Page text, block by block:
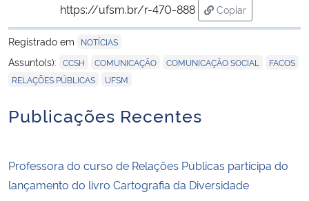
https://ufsm.br/r-470-888
Copiar
para área de
Registrado em
NOTÍCIAS
Assunto(s): CCSH COMUNICAÇÃO COMUNICAÇÃO SOCIAL FACOS
RELAÇÕES PÚBLICAS UFSM
Publicações Recentes
Professora do curso de Relações Públicas participa do
lançamento do livro Cartografia da Diversidade